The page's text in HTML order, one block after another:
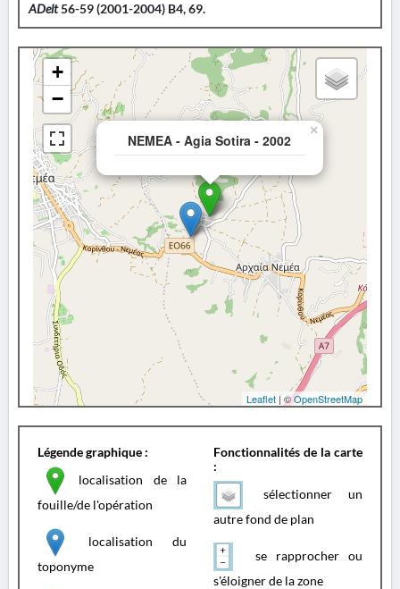
ADelt56-59 (2001-2004) B4, 69.
NEMEA - Agia Sotira - 2002
×
+
−
Leaflet | ©OpenStreetMap
Légende graphique :
localisation de la
fouille/de l'opération
localisation du
toponyme
Fonctionnalités de la carte
:
sélectionner un
autre fond de plan
se rapprocher ou
s'éloigner de la zone